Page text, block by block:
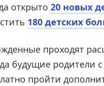
открыто 20 новых
180 детских
проходят
будущие родители
пройти